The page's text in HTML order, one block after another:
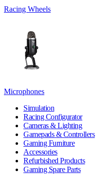
Racing Wheels
Microphones
Simulation
Racing Configurator
Cameras & Lighting
Gamepads & Controllers
Gaming Furniture
Accessories
Refurbished Products
Gaming Spare Parts